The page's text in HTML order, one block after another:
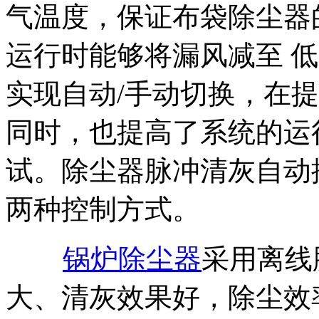
气温度，保证布袋除尘
运行时能够将漏风减至
实现自动/手动切换，在
同时，也提高了系统的
试。除尘器脉冲清灰自
两种控制方式。
锅炉除尘器采用离
大、清灰效果好，除尘